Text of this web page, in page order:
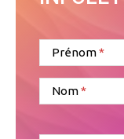
Prénom
Nom